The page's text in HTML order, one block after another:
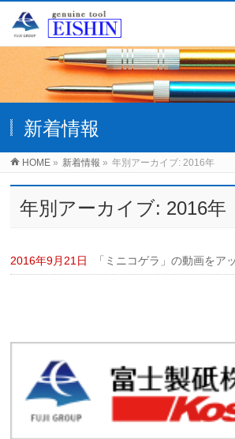
新着情報
HOME » 新着情報 » 年別アーカイブ: 2016年
年別アーカイブ: 2016年
2016年9月21日 「ミニコゲラ」の動画をア